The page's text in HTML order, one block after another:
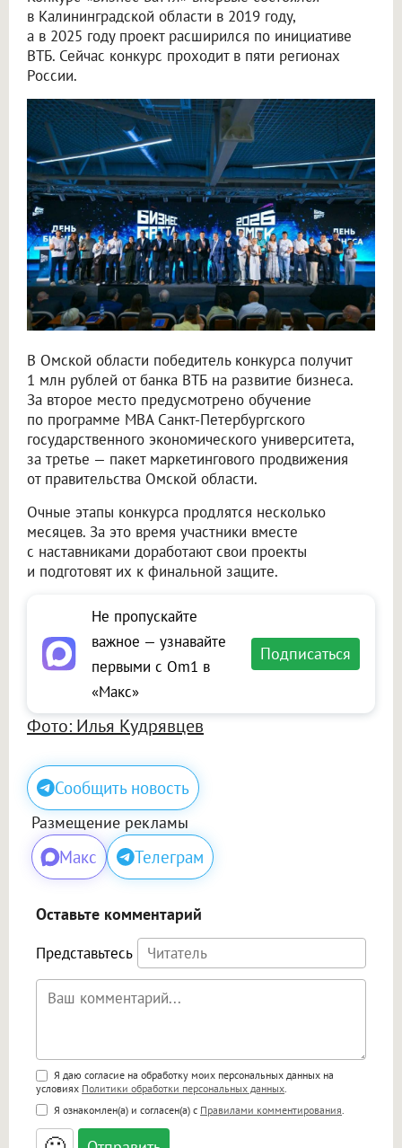
в Калининградской области в 2019 году,
а в 2025 году проект расширился по инициативе
ВТБ. Сейчас конкурс проходит в пяти регионах
России.
В Омской области победитель конкурса получит
1 млн рублей от банка ВТБ на развитие бизнеса.
За второе место предусмотрено обучение
по программе MBA Санкт-Петербургского
государственного экономического университета,
за третье — пакет маркетингового продвижения
от правительства Омской области.
Очные этапы конкурса продлятся несколько
месяцев. За это время участники вместе
с наставниками доработают свои проекты
и подготовят их к финальной защите.
Не пропускайте
важное — узнавайте
первыми с Om1 в
«Макс»
Подписаться
Фото: Илья Кудрявцев
Сообщить новость
Размещение рекламы
Макс Телеграм
Оставьте комментарий
Представьтесь
Поддержка HTML
<b>, <strong>, <u>, <i>, <em>, <s>, <big>,
<small>, <sup>, <sub>, <pre>, <ul>, <ol>, <li>,
<blockquote>, <code> экранирует HTML,
Я даю согласие на обработку моих персональных данных на
условиях Политики обработки персональных данных
Я ознакомлен(а) и согласен(а) с Правилами комментирования